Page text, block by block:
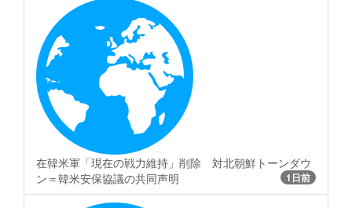
在韓米軍「現在の戦力維持」削除 対北朝鮮トーンダウ
ン＝韓米安保協議の共同声明
1日前